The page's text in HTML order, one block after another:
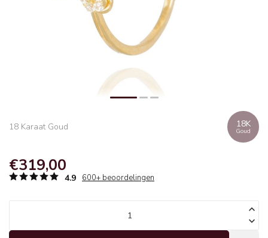
18 Karaat Goud 18K
Goud
€319,00
4.9 600+ beoordelingen